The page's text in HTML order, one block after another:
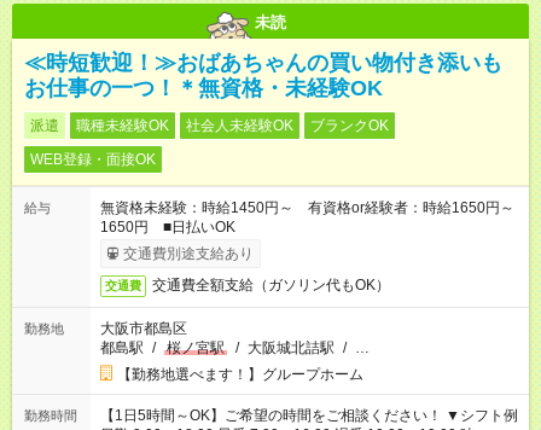
未読
≪時短歓迎！≫おばあちゃんの買い物付き添いも
お仕事の一つ！＊無資格・未経験OK
派遣 職種未経験OK 社会人未経験OK
ブランクOK
WEB登録・面接OK
給与
無資格未経験：時給1450円～ 有資格or経験者：時給1650円～
1650円 ■日払いOK
交通費別途支給あり
交通費 交通費全額支給（ガソリン代もOK）
勤務地
大阪市都島区
都島駅 / 桜ノ宮駅 / 大阪城北詰駅 / …
【勤務地選べます！】グループホーム
勤務時間
【1日5時間～OK】ご希望の時間をご相談ください！ ▼シフト例